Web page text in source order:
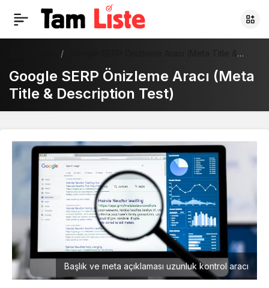
Google SERP Önizleme Aracı (Meta
Title & Description Test)
Başlık ve meta açıklaması uzunluk kontrol aracı